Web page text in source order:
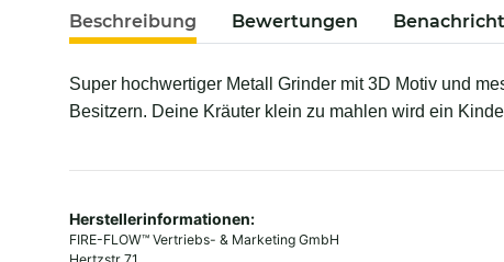
Beschreibung Bewertungen
Super hochwertiger Metall Grinder mit 3D Motiv und
Besitzern. Deine Kräuter klein zu mahlen wird ein
Herstellerinformationen:
FIRE-FLOW™ Vertriebs- & Marketing GmbH